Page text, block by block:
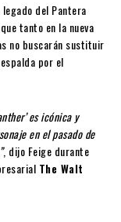
del Pantera
tanto en la nueva
no buscarán sustituir
por el
es icónica y
en el pasado de
, dijo Feige durante
The Walt